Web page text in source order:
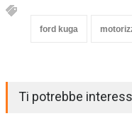
ford kuga
Ti potrebbe